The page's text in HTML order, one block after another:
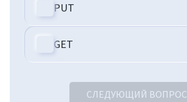
PUT
GET
СЛЕДУЮЩИЙ ВОПРОС